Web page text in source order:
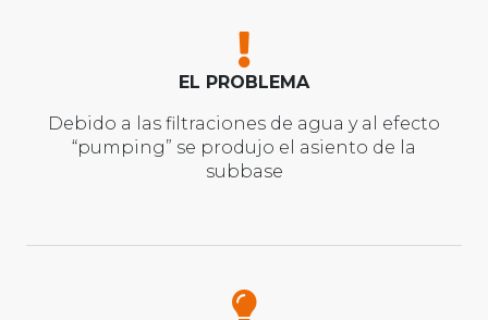
EL PROBLEMA
Debido a las filtraciones de agua y al efecto
“pumping” se produjo el asiento de la
subbase